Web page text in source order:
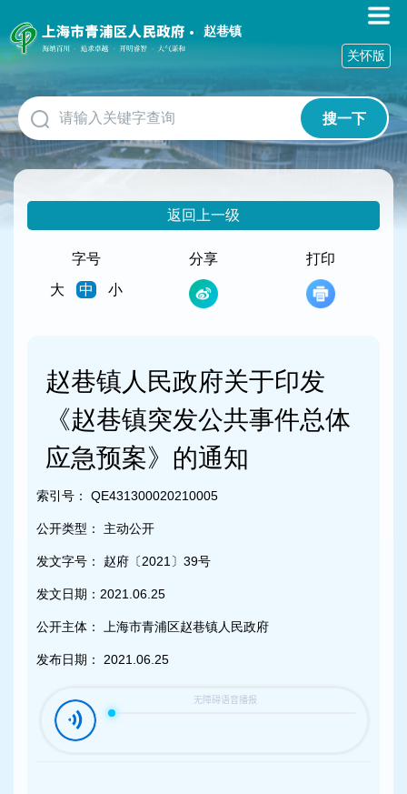
障
碍
作
说
明
跳
到
网
赵巷镇
搜一下
关怀版
返回上一级
字号
大
中 小
分享 打印
赵巷镇人民政府关于印发
《赵巷镇突发公共事件总体
应急预案》的通知
索引号： QE431300020210005
公开类型： 主动公开
发文字号： 赵府〔2021〕39号
发文日期： 2021.06.25
公开主体： 上海市青浦区赵巷镇人民政府
发布日期： 2021.06.25